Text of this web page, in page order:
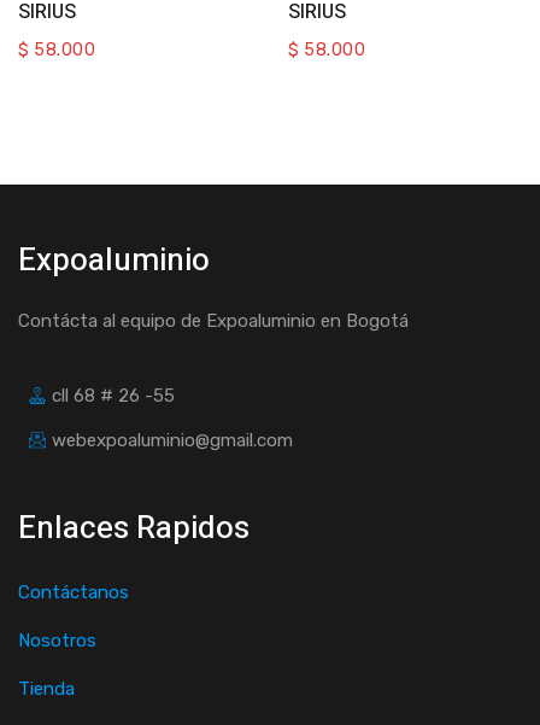
SIRIUS
$ 58.000
SIRIUS
$ 58.000
Expoaluminio
Contácta al equipo de Expoaluminio en Bogotá
cll 68 # 26 -55
webexpoaluminio@gmail.com
Enlaces Rapidos
Contáctanos
Nosotros
Tienda